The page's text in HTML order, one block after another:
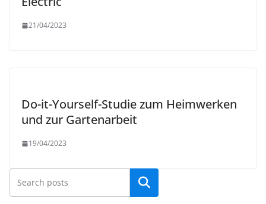
21/04/2023
Do-it-Yourself-Studie zum Heimwerken
und zur Gartenarbeit
19/04/2023